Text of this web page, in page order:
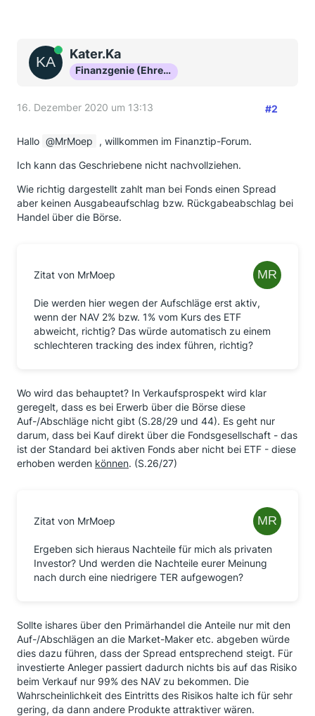
OnlineKater.Ka
Finanzgenie (Ehrenmitglied)
16. Dezember 2020 um 13:13 #2
Hallo MrMoep
, willkommen im Finanztip-Forum.
Ich kann das Geschriebene nicht nachvollziehen.
Wie richtig dargestellt zahlt man bei Fonds einen Spread
aber keinen Ausgabeaufschlag bzw. Rückgabeabschlag bei
Handel über die Börse.
Zitat von MrMoep
Die werden hier wegen der Aufschläge erst aktiv,
wenn der NAV 2% bzw. 1% vom Kurs des ETF
abweicht, richtig? Das würde automatisch zu einem
schlechteren tracking des index führen, richtig?
Wo wird das behauptet? In Verkaufsprospekt wird klar
geregelt, dass es bei Erwerb über die Börse diese
Auf-/Abschläge nicht gibt (S.28/29 und 44). Es geht nur
darum, dass bei Kauf direkt über die Fondsgesellschaft - das
ist der Standard bei aktiven Fonds aber nicht bei ETF - diese
erhoben werden können. (S.26/27)
Zitat von MrMoep
Ergeben sich hieraus Nachteile für mich als privaten
Investor? Und werden die Nachteile eurer Meinung
nach durch eine niedrigere TER aufgewogen?
Sollte ishares über den Primärhandel die Anteile nur mit den
Auf-/Abschlägen an die Market-Maker etc. abgeben würde
dies dazu führen, dass der Spread entsprechend steigt. Für
investierte Anleger passiert dadurch nichts bis auf das Risiko
beim Verkauf nur 99% des NAV zu bekommen. Die
Wahrscheinlichkeit des Eintritts des Risikos halte ich für sehr
gering, da dann andere Produkte attraktiver wären.